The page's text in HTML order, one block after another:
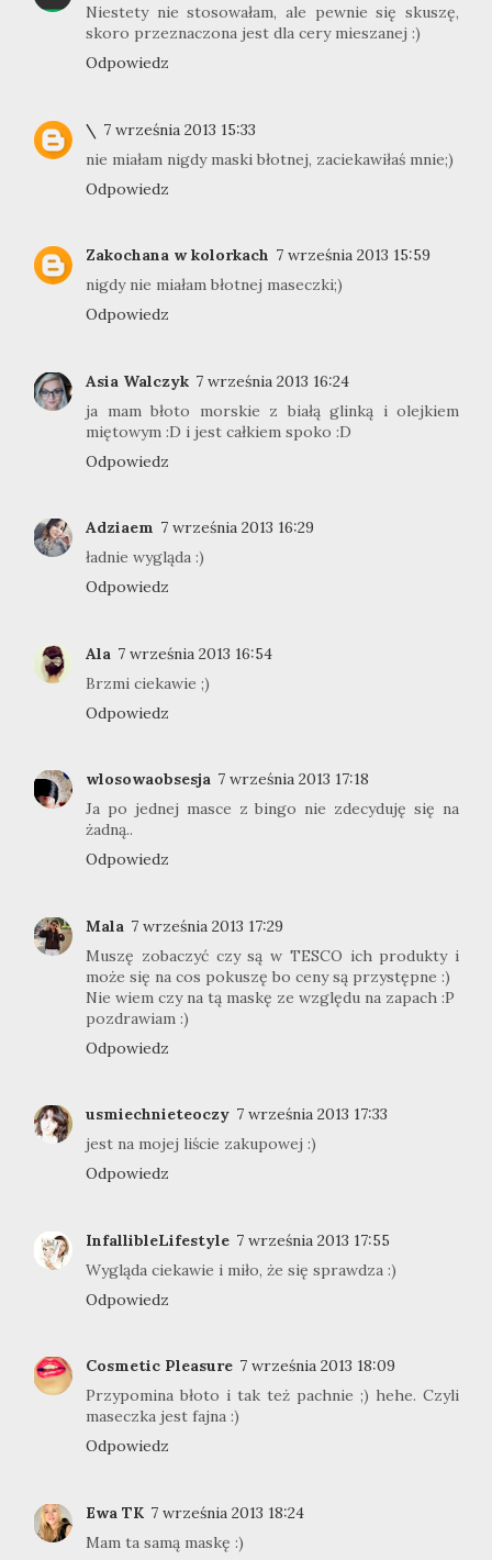
Niestety nie stosowałam, ale pewnie się skuszę,
skoro przeznaczona jest dla cery mieszanej :)
Odpowiedz
\ 7 września 2013 15:33
nie miałam nigdy maski błotnej, zaciekawiłaś mnie;)
Odpowiedz
Zakochana w kolorkach 7 września 2013 15:59
nigdy nie miałam błotnej maseczki;)
Odpowiedz
Asia Walczyk 7 września 2013 16:24
ja mam błoto morskie z białą glinką i olejkiem
miętowym :D i jest całkiem spoko :D
Odpowiedz
Adziaem 7 września 2013 16:29
ładnie wygląda :)
Odpowiedz
Ala 7 września 2013 16:54
Brzmi ciekawie ;)
Odpowiedz
wlosowaobsesja 7 września 2013 17:18
Ja po jednej masce z bingo nie zdecyduję się na
żadną..
Odpowiedz
Mala 7 września 2013 17:29
Muszę zobaczyć czy są w TESCO ich produkty i
może się na cos pokuszę bo ceny są przystępne :)
Nie wiem czy na tą maskę ze względu na zapach :P
pozdrawiam :)
Odpowiedz
usmiechnieteoczy 7 września 2013 17:33
jest na mojej liście zakupowej :)
Odpowiedz
InfallibleLifestyle 7 września 2013 17:55
Wygląda ciekawie i miło, że się sprawdza :)
Odpowiedz
Cosmetic Pleasure 7 września 2013 18:09
Przypomina błoto i tak też pachnie ;) hehe. Czyli
maseczka jest fajna :)
Odpowiedz
Ewa TK 7 września 2013 18:24
Mam ta samą maskę :)